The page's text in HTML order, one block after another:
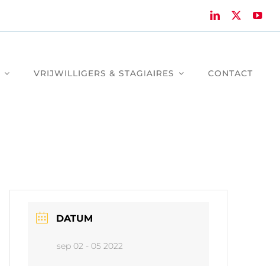
VRIJWILLIGERS & STAGIAIRES CONTACT
DATUM
sep 02 - 05 2022